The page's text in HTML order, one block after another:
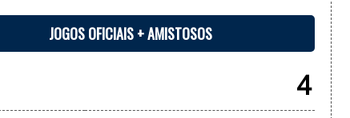
JOGOS OFICIAIS + AMISTOSOS
4